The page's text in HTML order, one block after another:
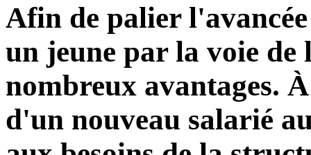
Afin de palier l'avancée
un jeune par la voie de
nombreux avantages.
d'un nouveau salarié